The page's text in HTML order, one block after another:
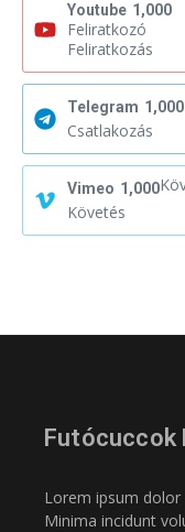
Youtube 1,000
Feliratkozó
Feliratkozás
Telegram 1,000
Csatlakozás
Vimeo 1,000
Követés
Futócuccok
Lorem ipsum
Minima incidunt